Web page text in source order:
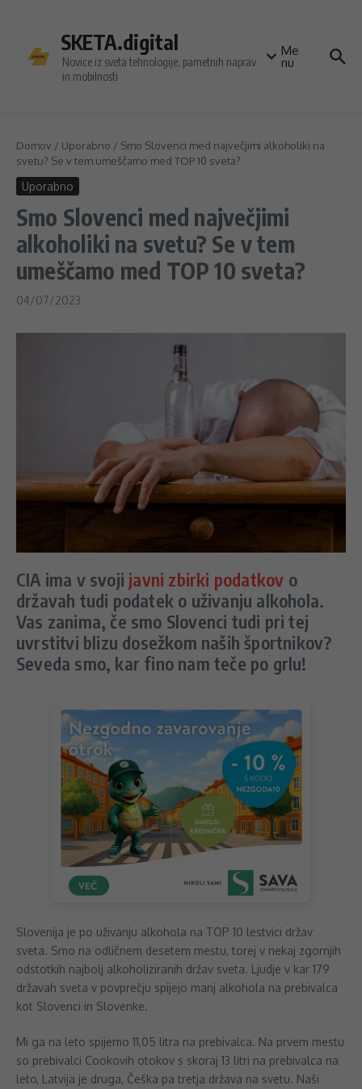
SKETA.digital
Novice iz sveta tehnologije, pametnih naprav
in mobilnosti
Me
nu
Domov / Uporabno / Smo Slovenci med največjimi alkoholiki na
svetu? Se v tem umeščamo med TOP 10 sveta?
Uporabno
Smo Slovenci med največjimi
alkoholiki na svetu? Se v tem
umeščamo med TOP 10 sveta?
04/07/2023
CIA ima v svoji javni zbirki podatkov o
državah tudi podatek o uživanju alkohola.
Vas zanima, če smo Slovenci tudi pri tej
uvrstitvi blizu dosežkom naših športnikov?
Seveda smo, kar fino nam teče po grlu!
Slovenija je po uživanju alkohola na TOP 10 lestvici držav
sveta. Smo na odličnem desetem mestu, torej v nekaj zgornjih
odstotkih najbolj alkoholiziranih držav sveta. Ljudje v kar 179
državah sveta v povprečju spijejo manj alkohola na prebivalca
kot Slovenci in Slovenke.
Mi ga na leto spijemo 11,05 litra na prebivalca. Na prvem mestu
so prebivalci Cookovih otokov s skoraj 13 litri na prebivalca na
leto, Latvija je druga, Češka pa tretja država na svetu. Naši